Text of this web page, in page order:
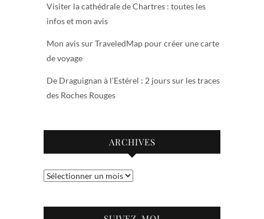
Visiter la cathédrale de Chartres : toutes les
infos et mon avis
Mon avis sur TraveledMap pour créer une carte
de voyage
De Draguignan à l’Estérel : 2 jours sur les traces
des Roches Rouges
ARCHIVES
Archives